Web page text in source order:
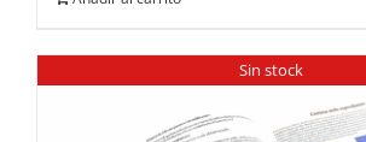
Sin stock